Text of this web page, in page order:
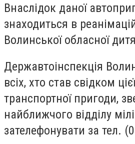
Внаслідок даної
знаходиться в
Волинської обласної
Державтоінспекція
всіх, хто став свідком
транспортної пригоди,
найближчого відділу
зателефонувати за тел.